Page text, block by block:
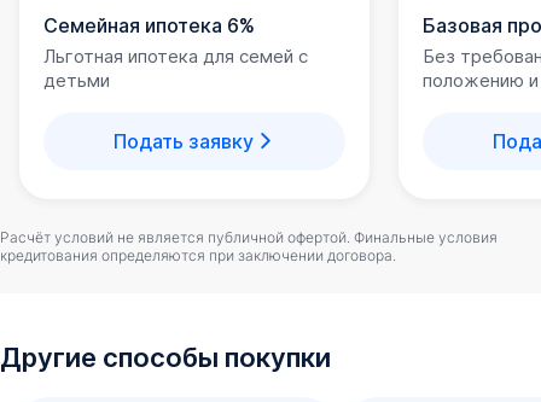
Семейная ипотека 6%
Льготная ипотека для семей с
детьми
Подать заявку
Базовая
Без
положению
Расчёт условий не является публичной офертой. Финальные условия
кредитования определяются при заключении договора.
Другие способы покупки